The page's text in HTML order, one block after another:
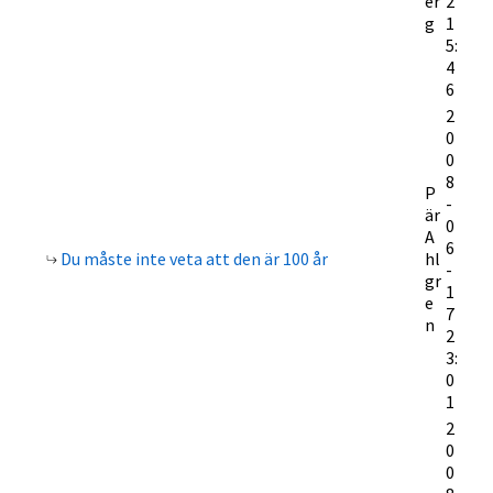
g 1
5:
4
6
Du måste inte veta att den är 100 år
P
är
A
hl
gr
e
n
2
0
0
8
-
0
6
-
1
7
2
3:
0
1
2
0
0